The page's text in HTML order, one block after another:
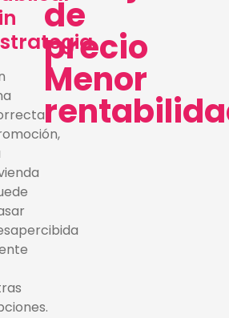
de
precio
Menor